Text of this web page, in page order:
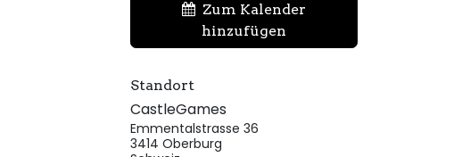
Zum Kalender
hinzufügen
Standort
CastleGames
Emmentalstrasse 36
3414 Oberburg